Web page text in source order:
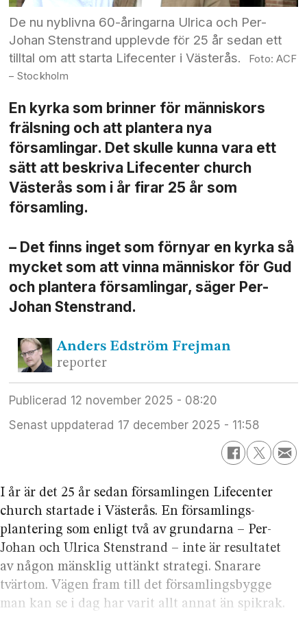
De nu nyblivna 60-åringarna Ulrica och Per-
Johan Stenstrand upplevde för 25 år sedan ett
tilltal om att starta Lifecenter i Västerås.
ACF
– Stockholm
En kyrka som brinner för människors
frälsning och att plantera nya
församlingar. Det skulle kunna vara ett
sätt att beskriva Lifecenter church
Västerås som i år firar 25 år som
församling.
– Det finns inget som förnyar en kyrka så
mycket som att vinna människor för Gud
och plantera församlingar, säger Per-
Johan Stenstrand.
Anders Edström Frejman
reporter
Publicerad
12 november 2025 - 08:20
Senast uppdaterad
17 december 2025 - 11:58
I år är det 25 år sedan församlingen Lifecenter
church startade i Västerås. En församlings­
plantering som enligt två av grundarna – Per-
Johan och Ulrica Stenstrand – inte är resultatet
av någon mänsklig uttänkt strategi. Snarare
tvärtom. Vägen fram till det församlings­bygge
man kan se i dag har varit allt annat än spikrak.